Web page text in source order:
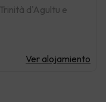
d'Agultu e
Ver alojamiento